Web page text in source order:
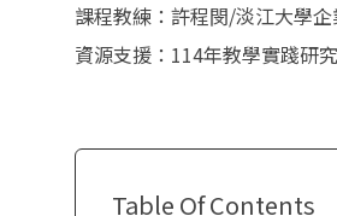
課程教練：許程閔/淡江大學
資源支援：114年教學實踐研
Table Of Contents